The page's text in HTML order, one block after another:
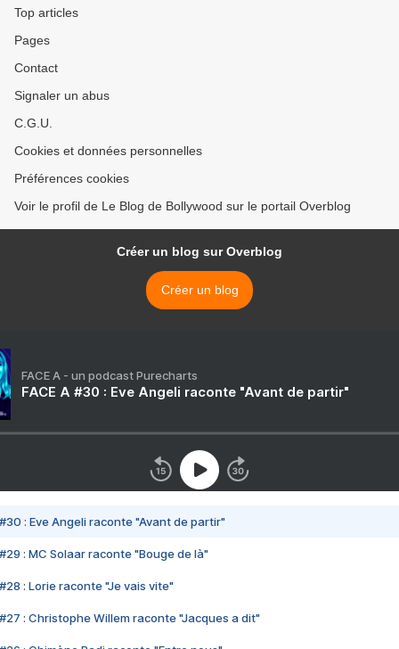
Top articles
Pages
Contact
Signaler un abus
C.G.U.
Cookies et données personnelles
Préférences cookies
Voir le profil de Le Blog de Bollywood sur le portail Overblog
Créer un blog sur Overblog
Créer un blog
FACE A - un podcast Purecharts
FACE A #30 : Eve Angeli raconte "Avant de partir"
#30 : Eve Angeli raconte "Avant de partir"
#29 : MC Solaar raconte "Bouge de là"
#28 : Lorie raconte "Je vais vite"
#27 : Christophe Willem raconte "Jacques a dit"